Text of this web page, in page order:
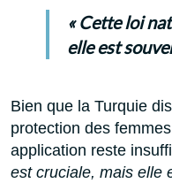
« Cette loi
elle est
Bien que la Turquie
protection des
application reste
est cruciale, mais elle